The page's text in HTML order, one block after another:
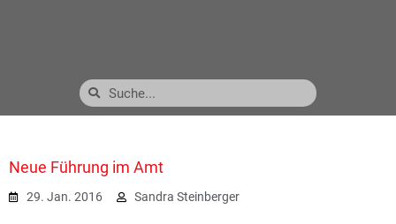
Neue Führung im Amt
29. Jan. 2016 Sandra Steinberger